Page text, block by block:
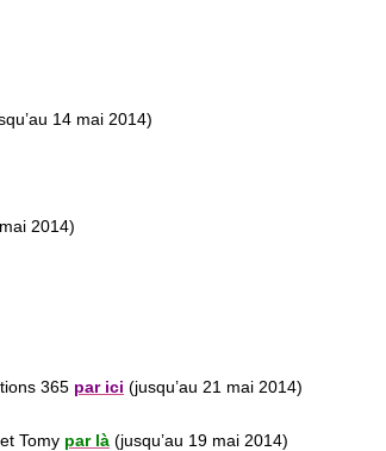
14 mai 2014)
2014)
365 par ici (jusqu’au 21 mai 2014)
Tomy par là (jusqu’au 19 mai 2014)